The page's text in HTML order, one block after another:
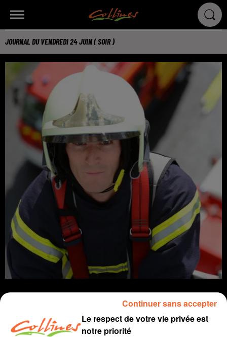
JOURNAL DU VENDREDI 24 JUIN ( SOIR )
Infos
Le respect de votre vie privée est
notre priorité
Continuer sans accepter